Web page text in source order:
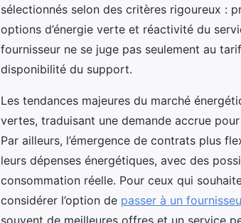
sélectionnés selon des critères rigoureux :
options d’énergie verte et réactivité du
fournisseur ne se juge pas seulement au
disponibilité du support.
Les tendances majeures du marché
vertes, traduisant une demande accrue
Par ailleurs, l’émergence de contrats plus
leurs dépenses énergétiques, avec des
consommation réelle. Pour ceux qui
considérer l’option de passer à un
souvent de meilleures offres et un service